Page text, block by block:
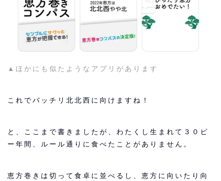
▲ほかにも似たようなアプリがあります
これでバッチリ北北西に向けますね！
と、ここまで書きましたが、わたくし生まれて３０ピ
ー年間、ルール通りに食べたことがありません。
恵方巻きは切って食卓に並べるし、恵方に向いたり向